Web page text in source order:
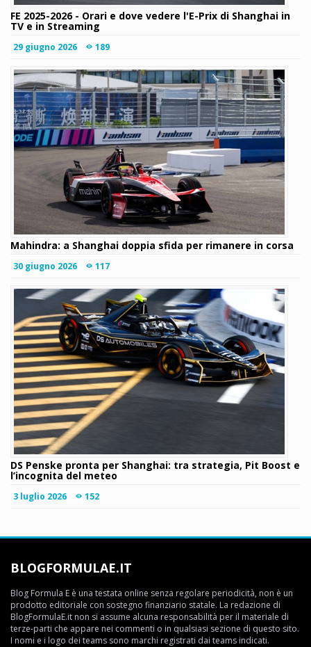
FE 2025-2026 - Orari e dove vedere l'E-Prix di Shanghai in
TV e in Streaming
29 giugno 2026 189
Mahindra: a Shanghai doppia sfida per rimanere in corsa
30 giugno 2026 117
DS Penske pronta per Shanghai: tra strategia, Pit Boost e
l’incognita del meteo
3 luglio 2026 152
BLOGFORMULAE.IT
Blog Formula E è una testata online senza regolare periodicità, non è un
prodotto editoriale con sostegno finanziario statale. La redazione di
BlogFormulaE.it non si assume alcuna responsabilità per il materiale di
terze-parti che appare nei commenti o in qualsiasi sezione di questo sito.
I nomi e i logo dei teams sono marchi registrati dai teams indicati.